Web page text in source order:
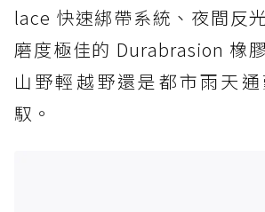
lace 快速綁帶系統、夜間反
磨度極佳的 Durabrasion 橡
山野輕越野還是都市雨天
馭。